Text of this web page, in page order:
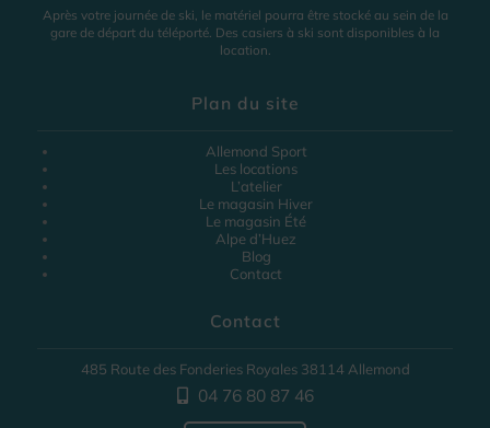
Après votre journée de ski, le matériel pourra être stocké au sein de la
gare de départ du téléporté. Des casiers à ski sont disponibles à la
location.
Plan du site
Allemond Sport
Les locations
L’atelier
Le magasin Hiver
Le magasin Été
Alpe d’Huez
Blog
Contact
Contact
485 Route des Fonderies Royales 38114 Allemond
04 76 80 87 46